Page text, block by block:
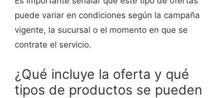
puede variar en condiciones según la campaña
vigente, la sucursal o el momento en que se
contrate el servicio.
¿Qué incluye la oferta y qué
tipos de productos se pueden